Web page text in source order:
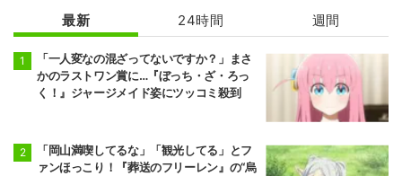
コメにならない
最新 24時間 週間
「一人変なの混ざってないですか？」まさ
かのラストワン賞に…『ぼっち・ざ・ろっ
く！』ジャージメイド姿にツッコミ殺到
「岡山満喫してるな」「観光してる」とフ
ァンほっこり！『葬送のフリーレン』の“烏